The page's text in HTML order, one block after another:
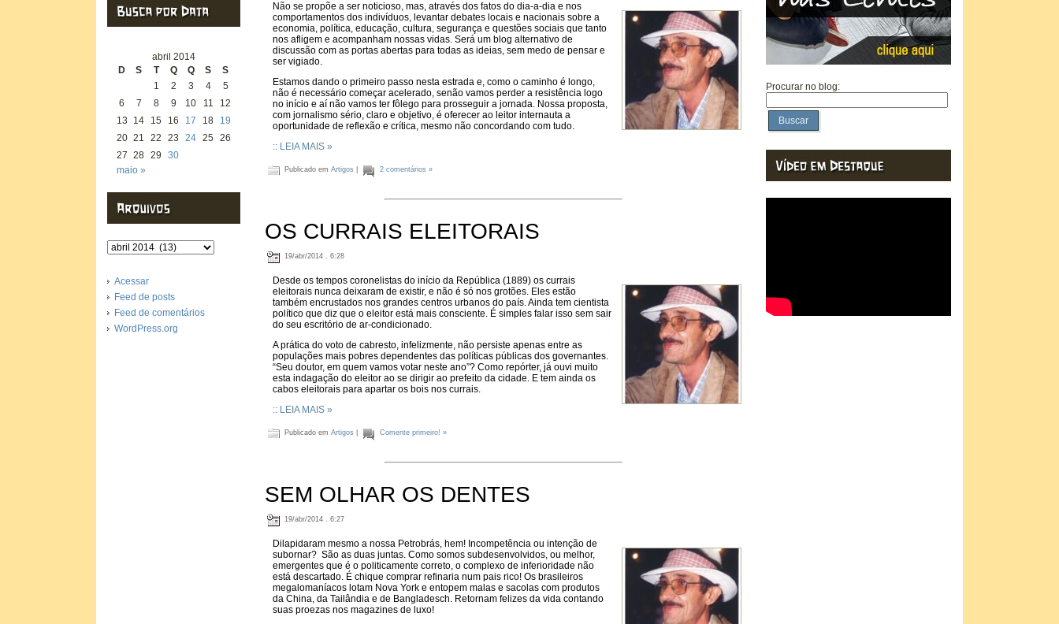
abril 2014
D
S T Q Q S
S
1
2 3 4
5
6
7 8 9 10 11
12
13
14 15 16 17 18
19
20 21 22 23 24 25 26
27 28 29
30
maio »
Arquivos
Acessar
Feed de posts
Feed de comentários
WordPress.org
Não se propõe a ser noticioso, mas, através dos fatos do dia-a-dia e nos
comportamentos dos indivíduos, levantar debates locais e nacionais sobre a
economia, política, educação, cultura, segurança e questões sociais que tanto
nos afligem e acompanham nossas vidas. Será um blog alternativo de
discussão com as portas abertas para todas as ideias, sem medo de pensar e
ser vigiado.
Estamos dando o primeiro passo nesta estrada e, como o caminho é longo,
não é necessário começar acelerado, senão vamos perder a resistência logo
no início e aí não vamos ter fôlego para prosseguir a jornada. Nossa proposta,
com jornalismo sério, claro e objetivo, é oferecer ao leitor internauta a
oportunidade de reflexão e crítica, mesmo não concordando com tudo.
:: LEIA MAIS »
Publicado em Artigos 2 comentários »
OS CURRAIS ELEITORAIS
19/abr/2014 . 6:28
Desde os tempos coronelistas do início da República (1889) os currais
eleitorais nunca deixaram de existir, e não é só nos grotões. Eles estão
também encrustados nos grandes centros urbanos do país. Ainda tem cientista
político que diz que o eleitor está mais consciente. É simples falar isso sem sair
do seu escritório de ar-condicionado.
A prática do voto de cabresto, infelizmente, não persiste apenas entre as
populações mais pobres dependentes das políticas públicas dos governantes.
“Seu doutor, em quem vamos votar neste ano”? Como repórter, já ouvi muito
esta indagação do eleitor ao se dirigir ao prefeito da cidade. E tem ainda os
cabos eleitorais para apartar os bois nos currais.
:: LEIA MAIS »
Publicado em Artigos Comente primeiro! »
SEM OLHAR OS DENTES
19/abr/2014 . 6:27
Dilapidaram mesmo a nossa Petrobrás, hem! Incompetência ou intenção de
subornar? São as duas juntas. Como somos subdesenvolvidos, ou melhor,
emergentes que é o politicamente correto, o complexo de inferioridade não
está descartado. É chique comprar refinaria num pais rico! Os brasileiros
megalomaníacos lotam Nova York e entopem malas e sacolas com produtos
da China, da Tailândia e de Bangladesch. Retornam felizes da vida contando
suas proezas nos magazines de luxo!
Procurar no blog:
Buscar